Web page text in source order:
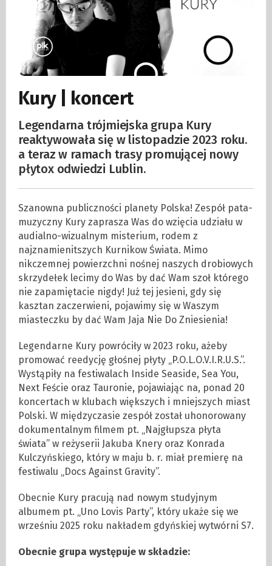
Kury | koncert
Legendarna trójmiejska grupa Kury
reaktywowała się w listopadzie 2023 roku.
a teraz w ramach trasy promującej nowy
płytox odwiedzi Lublin.
Szanowna publiczności planety Polska! Zespół pata-
muzyczny Kury zaprasza Was do wzięcia udziału w
audialno-wizualnym misterium, rodem z
najznamienitszych Kurnikow Świata. Mimo
nikczemnej powierzchni nośnej naszych drobiowych
skrzydełek lecimy do Was by dać Wam szoł którego
nie zapamiętacie nigdy! Już tej jesieni, gdy się
kasztan zaczerwieni, pojawimy się w Waszym
miasteczku by dać Wam Jaja Nie Do Zniesienia!
Legendarne Kury powróciły w 2023 roku, ażeby
promować reedycję głośnej płyty „P.O.L.O.V.I.R.U.S.”.
Wystąpiły na festiwalach Inside Seaside, Sea You,
Next Feście oraz Tauronie, pojawiając na, ponad 20
koncertach w klubach większych i mniejszych miast
Polski. W międzyczasie zespół został uhonorowany
dokumentalnym filmem pt. „Najgłupsza płyta
świata” w reżyserii Jakuba Knery oraz Konrada
Kulczyńskiego, który w maju b. r. miał premierę na
festiwalu „Docs Against Gravity”.
Obecnie Kury pracują nad nowym studyjnym
albumem pt. „Uno Lovis Party”, który ukaże się we
wrześniu 2025 roku nakładem gdyńskiej wytwórni S7.
Obecnie grupa występuje w składzie: